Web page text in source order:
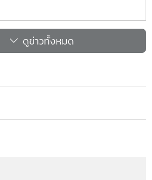
10 กรกฏาคม 2569ในการนี้ ได้ดำเนินการ
2 พื้นที่ ได้แก่ ชุมชนเกาะพิทักษ์ อำเภอ
ร และชุมชนท้องตมใหญ่ อำเภอสวี จังหวัด
นที่เกี่ยวข้องกับการท่องเที่ยวร่วมเป็นคณะ
นการท่องเที่ยวโดยชุมชน ให้มีคุณภาพ มี
งรับนักท่องเที่ยว และสามารถสร้างรายได้แก่
ดูข่าวทั้งหมด